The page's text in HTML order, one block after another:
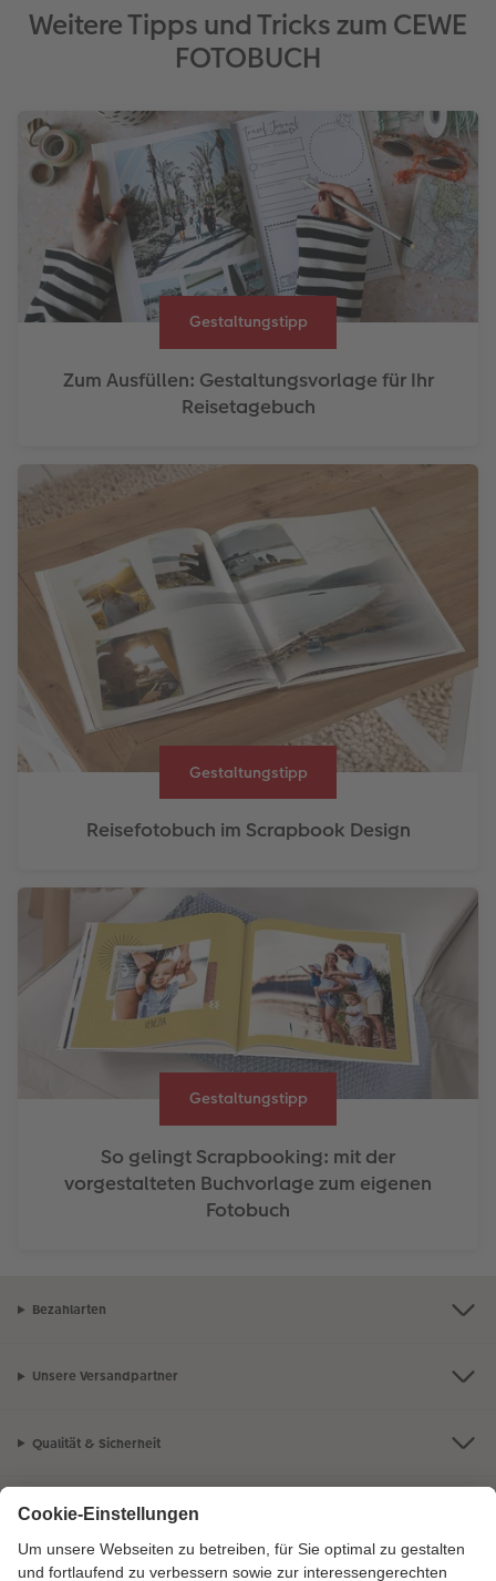
Weitere Tipps und Tricks zum CEWE
FOTOBUCH
Gestaltungstipp
Zum Ausfüllen: Gestaltungsvorlage für Ihr
Reisetagebuch
Gestaltungstipp
Reisefotobuch im Scrapbook Design
Gestaltungstipp
So gelingt Scrapbooking: mit der
vorgestalteten Buchvorlage zum eigenen
Fotobuch
Bezahlarten
Unsere Versandpartner
Qualität & Sicherheit
Zertifizierungen & Initiativen
CEWE Fotowelt